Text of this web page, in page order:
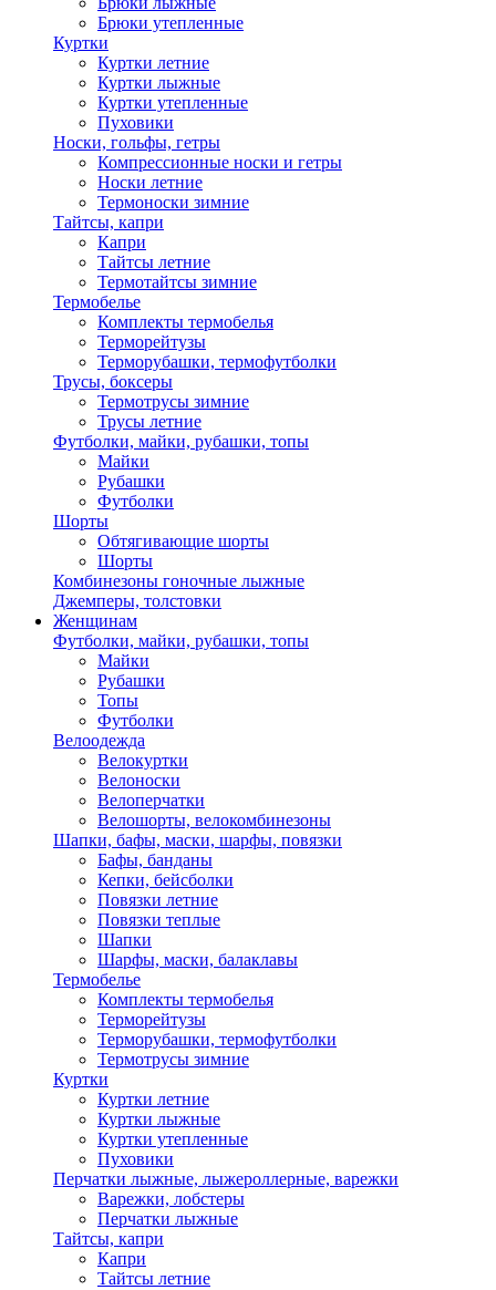
Брюки утепленные
Куртки
Куртки летние
Куртки лыжные
Куртки утепленные
Пуховики
Носки, гольфы, гетры
Компрессионные носки и гетры
Носки летние
Термоноски зимние
Тайтсы, капри
Капри
Тайтсы летние
Термотайтсы зимние
Термобелье
Комплекты термобелья
Терморейтузы
Терморубашки, термофутболки
Трусы, боксеры
Термотрусы зимние
Трусы летние
Футболки, майки, рубашки, топы
Майки
Рубашки
Футболки
Шорты
Обтягивающие шорты
Шорты
Комбинезоны гоночные лыжные
Джемперы, толстовки
Женщинам
Футболки, майки, рубашки, топы
Майки
Рубашки
Топы
Футболки
Велоодежда
Велокуртки
Велоноски
Велоперчатки
Велошорты, велокомбинезоны
Шапки, бафы, маски, шарфы, повязки
Бафы, банданы
Кепки, бейсболки
Повязки летние
Повязки теплые
Шапки
Шарфы, маски, балаклавы
Термобелье
Комплекты термобелья
Терморейтузы
Терморубашки, термофутболки
Термотрусы зимние
Куртки
Куртки летние
Куртки лыжные
Куртки утепленные
Пуховики
Перчатки лыжные, лыжероллерные, варежки
Варежки, лобстеры
Перчатки лыжные
Тайтсы, капри
Капри
Тайтсы летние